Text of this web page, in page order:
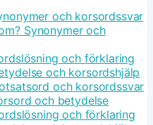
och korsordssvar
Synonymer och
och förklaring
och korsordshjälp
och korsordssvar
och betydelse
och förklaring